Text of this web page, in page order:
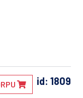
id: 1809